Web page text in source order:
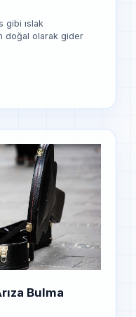
gibi ıslak
doğal olarak gider
Bulma